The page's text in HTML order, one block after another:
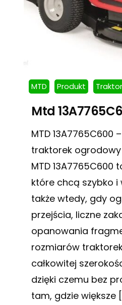
MTD Produkt
Mtd
MTD 13A7765C600
traktorek
MTD
które chcą szybko
także wtedy, gdy
przejścia, liczne
opanowania
rozmiarów
całkowitej
dzięki czemu bez
tam, gdzie większe